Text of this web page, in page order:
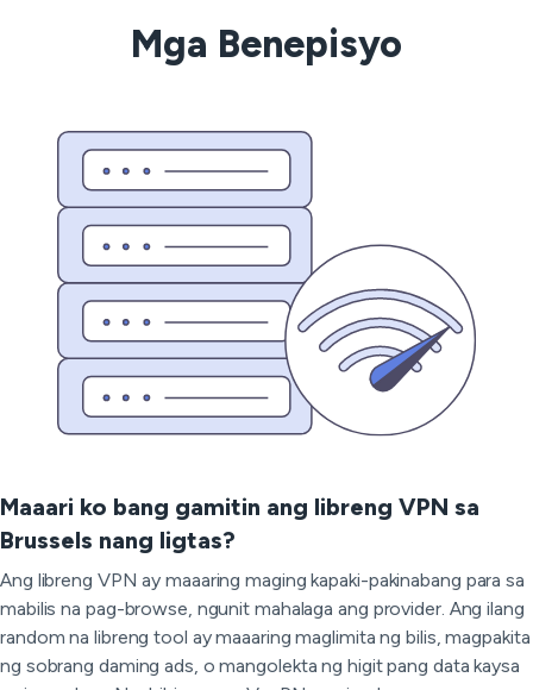
Mga Benepisyo
Maaari ko bang gamitin ang libreng VPN sa
Brussels nang ligtas?
Ang libreng VPN ay maaaring maging kapaki-pakinabang para sa
mabilis na pag-browse, ngunit mahalaga ang provider. Ang ilang
random na libreng tool ay maaaring maglimita ng bilis, magpakita
ng sobrang daming ads, o mangolekta ng higit pang data kaysa